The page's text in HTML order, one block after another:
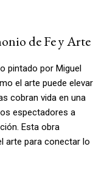
de Fe y Arte
pintado por Miguel
el arte puede elevar
cobran vida en una
espectadores a
Esta obra
arte para conectar lo